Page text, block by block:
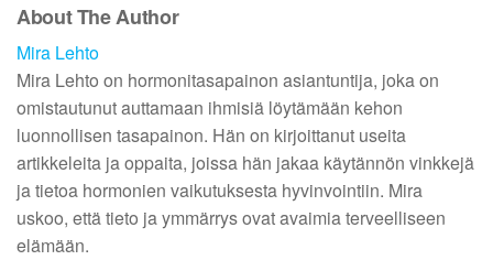
About The Author
Mira Lehto
Mira Lehto on hormonitasapainon asiantuntija, joka on
omistautunut auttamaan ihmisiä löytämään kehon
luonnollisen tasapainon. Hän on kirjoittanut useita
artikkeleita ja oppaita, joissa hän jakaa käytännön vinkkejä
ja tietoa hormonien vaikutuksesta hyvinvointiin. Mira
uskoo, että tieto ja ymmärrys ovat avaimia terveelliseen
elämään.